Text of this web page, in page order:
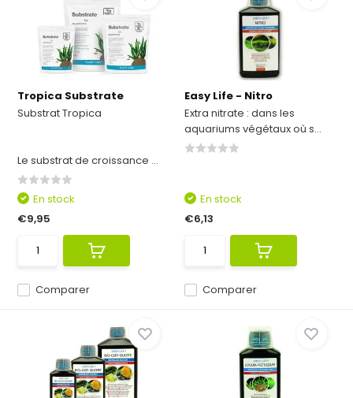
Tropica Substrate
Substrat Tropica
Le substrat de croissance ...
Comparer
En stock
€9,95
Easy Life - Nitro
Extra nitrate : dans les
aquariums végétaux où s...
Comparer
En stock
€6,13